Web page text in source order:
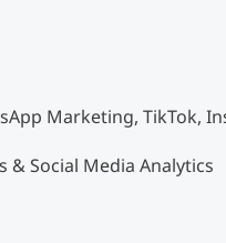
Marketing, TikTok,
& Social Media Analytics